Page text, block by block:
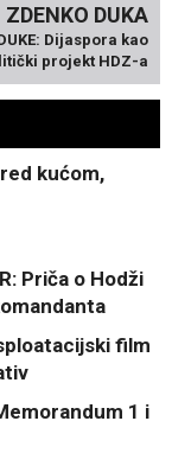
ZDENKO DUKA
Dijaspora kao
projekt HDZ-a
kućom,
Priča o Hodži
film
1 i